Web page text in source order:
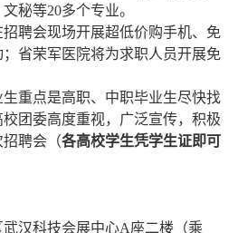
文秘等20多个专业。
聘会现场开展超低价购手机、免
省荣军医院将为求职人员开展免
重点是高职、中职毕业生尽快找
团委高度重视，广泛宣传，积极
招聘会（各高校学生凭学生证即可
汉科技会展中心A座二楼（乘